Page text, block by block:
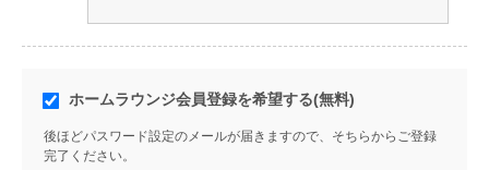
ホームラウンジ会員登録を希望する(無料)
後ほどパスワード設定のメールが届きますので、そちらからご登録
完了ください。